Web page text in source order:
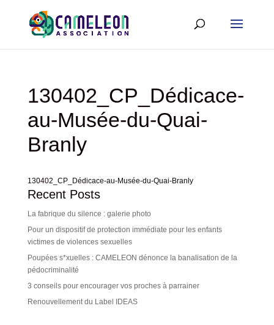
130402_CP_Dédicace-
au-Musée-du-Quai-
Branly
130402_CP_Dédicace-au-Musée-du-Quai-Branly
Recent Posts
La fabrique du silence : galerie photo
Pour un dispositif de protection immédiate pour les enfants
victimes de violences sexuelles
Poupées s*xuelles : CAMELEON dénonce la banalisation de la
pédocriminalité
3 conseils pour encourager vos proches à parrainer
Renouvellement du Label IDEAS